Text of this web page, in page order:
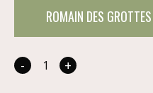
ROMAIN DES
-
quantité
+